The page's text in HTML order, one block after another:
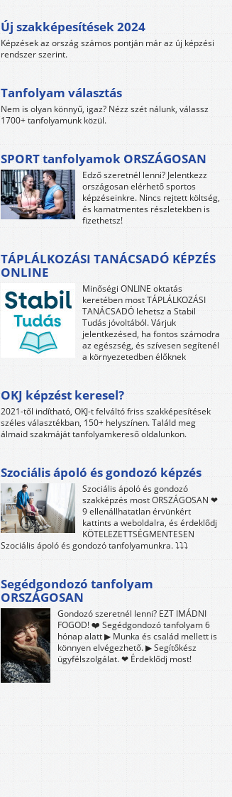
Új szakképesítések 2024
Képzések az ország számos pontján már az új képzési
rendszer szerint.
Tanfolyam választás
Nem is olyan könnyű, igaz? Nézz szét nálunk, válassz
1700+ tanfolyamunk közül.
SPORT tanfolyamok ORSZÁGOSAN
Edző szeretnél lenni? Jelentkezz
országosan elérhető sportos
képzéseinkre. Nincs rejtett költség,
és kamatmentes részletekben is
fizethetsz!
TÁPLÁLKOZÁSI TANÁCSADÓ KÉPZÉS
ONLINE
Minőségi ONLINE oktatás
keretében most TÁPLÁLKOZÁSI
TANÁCSADÓ lehetsz a Stabil
Tudás jóvoltából. Várjuk
jelentkezésed, ha fontos számodra
az egészség, és szívesen segítenél
a környezetedben élőknek
OKJ képzést keresel?
2021-től indítható, OKJ-t felváltó friss szakképesítések
széles választékban, 150+ helyszínen. Találd meg
álmaid szakmáját tanfolyamkereső oldalunkon.
Szociális ápoló és gondozó képzés
Szociális ápoló és gondozó
szakképzés most ORSZÁGOSAN ❤
9 ellenállhatatlan érvünkért
kattints a weboldalra, és érdeklődj
KÖTELEZETTSÉGMENTESEN
Szociális ápoló és gondozó tanfolyamunkra. ⤵⤵⤵
Segédgondozó tanfolyam
ORSZÁGOSAN
Gondozó szeretnél lenni? EZT IMÁDNI
FOGOD! ❤️ Segédgondozó tanfolyam 6
hónap alatt ▶ Munka és család mellett is
könnyen elvégezhető. ▶ Segítőkész
ügyfélszolgálat. ❤ Érdeklődj most!